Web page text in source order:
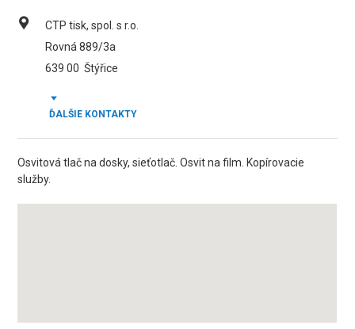
CTP tisk, spol. s r.o.
Rovná 889/3a
639 00 Štýřice
ĎALŠIE KONTAKTY
Osvitová tlač na dosky, sieťotlač. Osvit na film. Kopírovacie
služby.